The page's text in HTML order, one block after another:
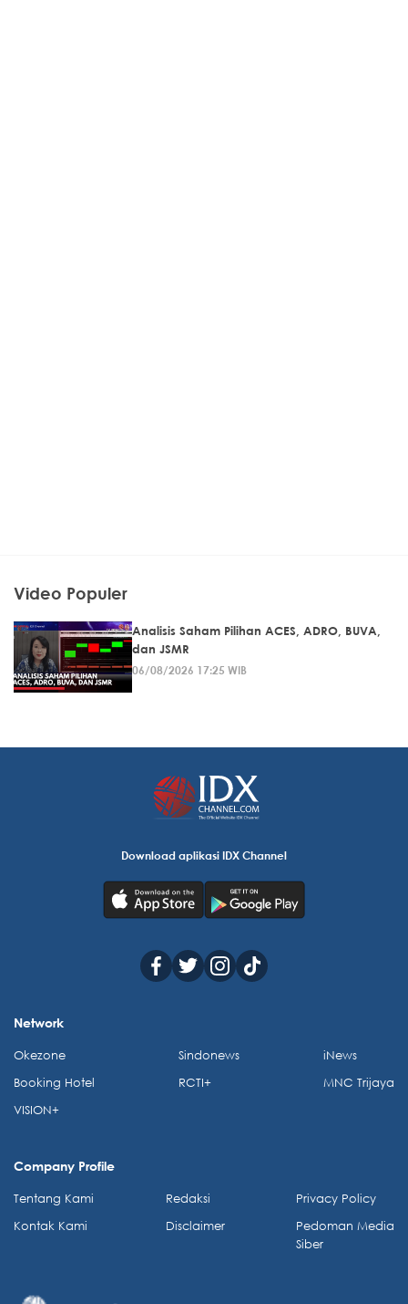
Video Populer
Analisis Saham Pilihan ACES, ADRO, BUVA,
dan JSMR
06/08/2026 17:25 WIB
Download aplikasi IDX Channel
Network
Okezone
Booking Hotel
VISION+
Sindonews
RCTI+
iNews
MNC Trijaya
Company Profile
Tentang Kami
Kontak Kami
Redaksi
Disclaimer
Privacy Policy
Pedoman Media
Siber